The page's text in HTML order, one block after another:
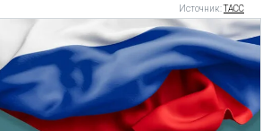
Источник:ТАСС